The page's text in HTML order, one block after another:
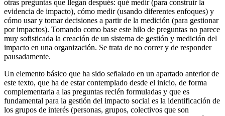
otras preguntas que llegan después: qué medir (para construir la
evidencia de impacto), cómo medir (usando diferentes enfoques) y
cómo usar y tomar decisiones a partir de la medición (para gestionar
por impactos). Tomando como base este hilo de preguntas no parece
muy sofisticada la creación de un sistema de gestión y medición del
impacto en una organización. Se trata de no correr y de responder
pausadamente.
Un elemento básico que ha sido señalado en un apartado anterior de
este texto, que ha de estar contemplado desde el inicio, de forma
complementaria a las preguntas recién formuladas y que es
fundamental para la gestión del impacto social es la identificación de
los grupos de interés (personas, grupos, colectivos que son